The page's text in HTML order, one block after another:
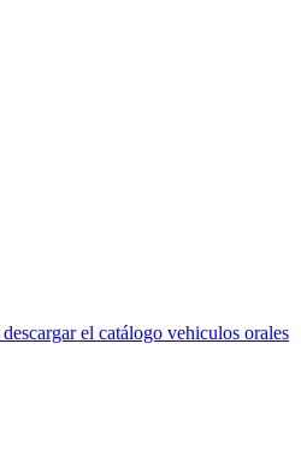
descargar el catálogo vehiculos orales